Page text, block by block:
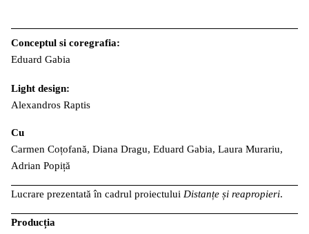
Conceptul si coregrafia:
Eduard Gabia
Light design:
Alexandros Raptis
Cu
Carmen Coțofană, Diana Dragu, Eduard Gabia, Laura Murariu,
Adrian Popiță
Lucrare prezentată în cadrul proiectului Distanțe și reapropieri.
Producția